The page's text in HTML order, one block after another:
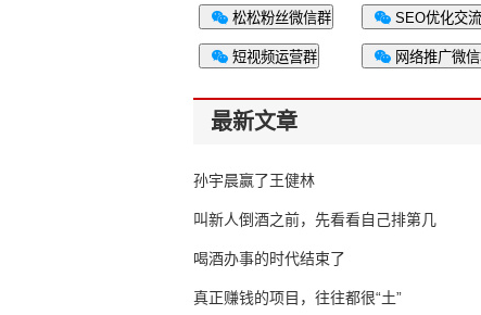
松松粉丝微信群 SEO优化交
短视频运营群 网络推广微
最新文章
孙宇晨赢了王健林
叫新人倒酒之前，先看看自己排第几
喝酒办事的时代结束了
真正赚钱的项目，往往都很“土”